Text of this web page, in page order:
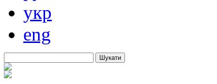
укр
eng
Шукати